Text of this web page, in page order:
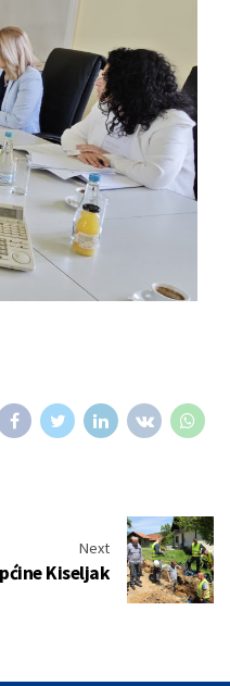
Next
Kiseljak